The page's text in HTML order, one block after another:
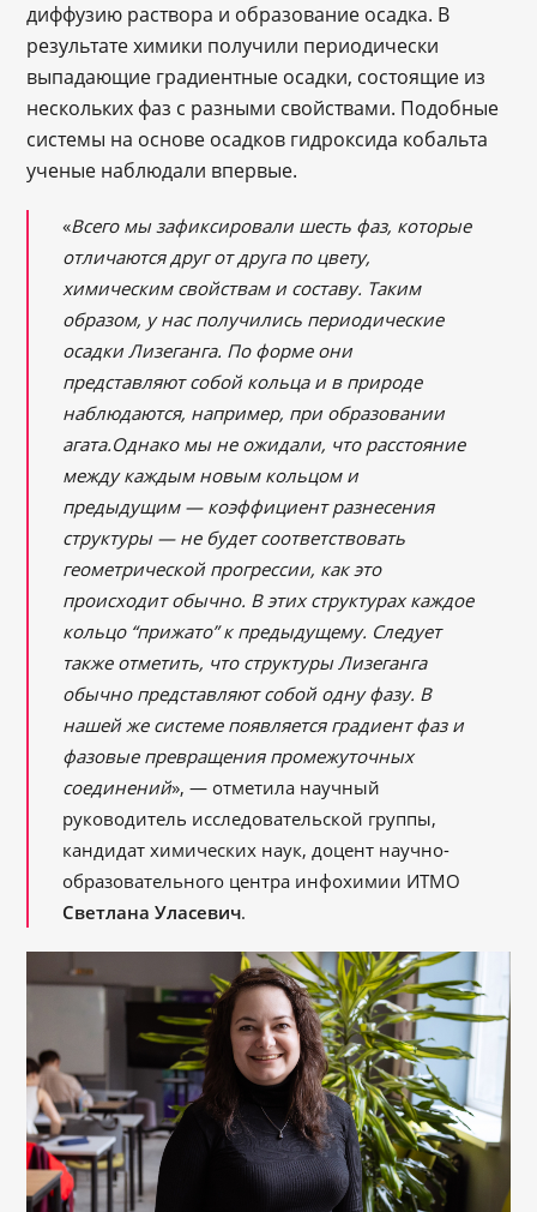
диффузию раствора и образование осадка. В
результате химики получили периодически
выпадающие градиентные осадки, состоящие из
нескольких фаз с разными свойствами. Подобные
системы на основе осадков гидроксида кобальта
ученые наблюдали впервые.
«Всего мы зафиксировали шесть фаз, которые
отличаются друг от друга по цвету,
химическим свойствам и составу. Таким
образом, у нас получились периодические
осадки Лизеганга. По форме они
представляют собой кольца и в природе
наблюдаются, например, при образовании
агата.Однако мы не ожидали, что расстояние
между каждым новым кольцом и
предыдущим — коэффициент разнесения
структуры — не будет соответствовать
геометрической прогрессии, как это
происходит обычно. В этих структурах каждое
кольцо “прижато” к предыдущему. Следует
также отметить, что структуры Лизеганга
обычно представляют собой одну фазу. В
нашей же системе появляется градиент фаз и
фазовые превращения промежуточных
соединений», — отметила научный
руководитель исследовательской группы,
кандидат химических наук, доцент научно-
образовательного центра инфохимии ИТМО
Светлана Уласевич.